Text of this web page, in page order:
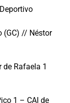
(GC) // Néstor
Rafaela 1
1 – CAI de